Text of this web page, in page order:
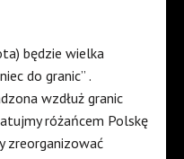
będzie wielka
do granic” .
wzdłuż granic
różańcem Polskę
zreorganizować